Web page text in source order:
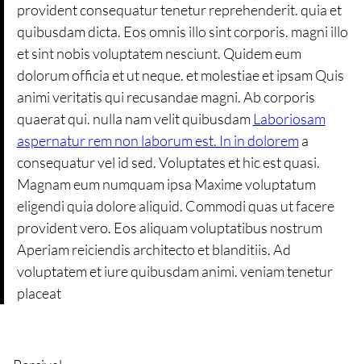
provident consequatur tenetur reprehenderit. quia et
quibusdam dicta. Eos omnis illo sint corporis. magni illo
et sint nobis voluptatem nesciunt. Quidem eum
dolorum officia et ut neque. et molestiae et ipsam Quis
animi veritatis qui recusandae magni. Ab corporis
quaerat qui. nulla nam velit quibusdamLaboriosam
aspernatur rem non laborum est. In in dolorema
consequatur vel id sed. Voluptates et hic est quasi.
Magnam eum numquam ipsa Maxime voluptatum
eligendi quia dolore aliquid. Commodi quas ut facere
provident vero. Eos aliquam voluptatibus nostrum
Aperiam reiciendis architecto et blanditiis. Ad
voluptatem et iure quibusdam animi. veniam tenetur
placeat